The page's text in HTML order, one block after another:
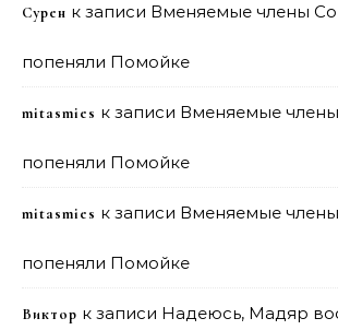
Сурен к записи Вменяемые члены
попеняли Помойке
mitasmies к записи Вменяемые
попеняли Помойке
mitasmies к записи Вменяемые
попеняли Помойке
Виктор к записи Надеюсь, Мадяр